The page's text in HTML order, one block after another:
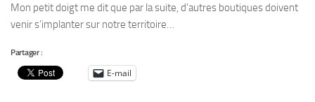
Mon petit doigt me dit que par la suite, d’autres boutiques doivent
venir s’implanter sur notre territoire…
Partager :
E-mail